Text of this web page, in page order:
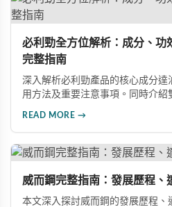
必利勁全方位解析：成分、功
完整指南
深入解析必利勁產品的核心成分達
用方法及重要注意事項。同時介紹
READ MORE →
威而鋼完整指南：發展歷程、
本文深入探討威而鋼的發展歷程、